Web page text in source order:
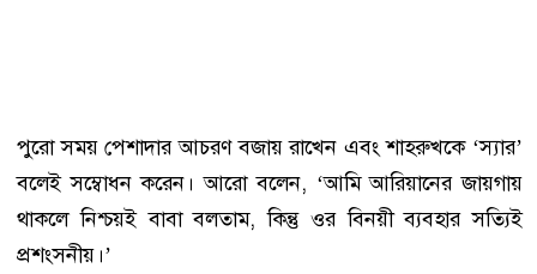
পুরো সময় পেশাদার আচরণ বজায় রাখেন এবং শাহরুখকে ‘স্যার’
বলেই সম্বোধন করেন। আরো বলেন, ‘আমি আরিয়ানের জায়গায়
থাকলে নিশ্চয়ই বাবা বলতাম, কিন্তু ওর বিনয়ী ব্যবহার সত্যিই
প্রশংসনীয়।’